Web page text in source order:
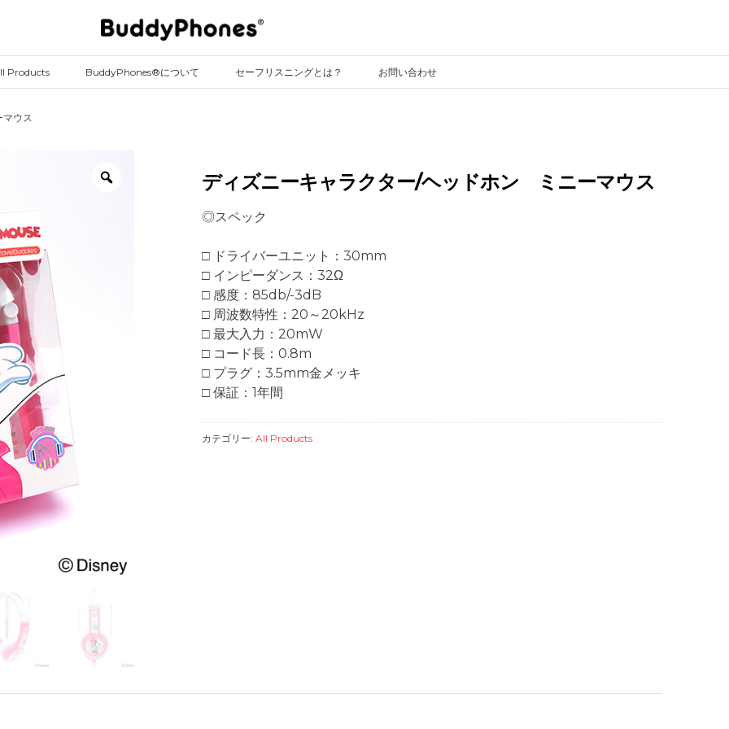
Products BuddyPhones®について セーフリスニングとは？ お問い合わせ
ウス
ディズニーキャラクター/ヘッドホン ミニーマウス
◎スペック
□ ドライバーユニット：30mm
□ インピーダンス：32Ω
□ 感度：85db/-3dB
□ 周波数特性：20～20kHz
□ 最大入力：20mW
□ コード長：0.8m
□ プラグ：3.5mm金メッキ
□ 保証：1年間
カテゴリー: All Products